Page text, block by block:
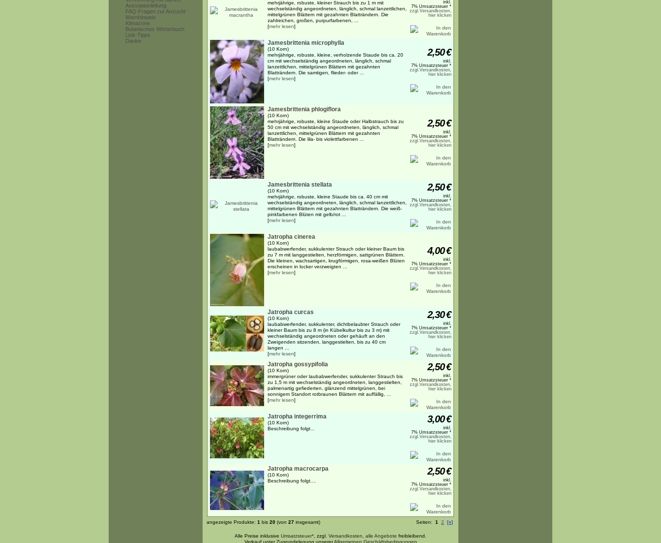
Aussaatanleitung
FAQ-Fragen zur Anzucht
Warnhinweis
Klimazone
Botanisches Wörterbuch
Link-Tipps
Danke
mehrjährige, robuste, kleiner Strauch bis zu 1 m mit
wechselständig angeordneten, länglich, schmal lanzettlichen,
mittelgrünen Blättern mit gezahnten Blatträndern. Die
zahlreichen, großen, purpurfarbenen, ...
[mehr lesen]
inkl.
7% Umsatzsteuer *
zzgl.Versandkosten,
hier klicken
Jamesbrittenia microphylla
(10 Korn)
mehrjährige, robuste, kleine, verholzende Staude bis ca. 20
cm mit wechselständig angeordneten, länglich, schmal
lanzettlichen, mittelgrünen Blättern mit gezahnten
Blatträndern. Die samtigen, flieder- oder ...
[mehr lesen]
2,50€
inkl.
7% Umsatzsteuer *
zzgl.Versandkosten,
hier klicken
Jamesbrittenia phlogiflora
(10 Korn)
mehrjährige, robuste, kleine Staude oder Halbstrauch bis zu
50 cm mit wechselständig angeordneten, länglich, schmal
lanzettlichen, mittelgrünen Blättern mit gezahnten
Blatträndern. Die lila- bis violettfarbenen ...
[mehr lesen]
2,50€
inkl.
7% Umsatzsteuer *
zzgl.Versandkosten,
hier klicken
Jamesbrittenia stellata
(10 Korn)
mehrjährige, robuste, kleine Staude bis ca. 40 cm mit
wechselständig angeordneten, länglich, schmal lanzettlichen,
mittelgrünen Blättern mit gezahnten Blatträndern. Die weiß-
pinkfarbenen Blüten mit gelb/rot ...
[mehr lesen]
2,50€
inkl.
7% Umsatzsteuer *
zzgl.Versandkosten,
hier klicken
Jatropha cinerea
(10 Korn)
laubabwerfender, sukkulenter Strauch oder kleiner Baum bis
zu 7 m mit langgestielten, herzförmigen, sattgrünen Blättern.
Die kleinen, wachsartigen, krugförmigen, rosa-weißen Blüten
erscheinen in locker verzweigten ...
[mehr lesen]
4,00€
inkl.
7% Umsatzsteuer *
zzgl.Versandkosten,
hier klicken
Jatropha curcas
(10 Korn)
laubabwerfender, sukkulenter, dichtbelaubter Strauch oder
kleiner Baum bis zu 8 m (in Kübelkultur bis zu 3 m) mit
wechselständig angeordneten oder gehäuft an den
Zweigenden sitzenden, langgestielten, bis zu 40 cm
langen ...
[mehr lesen]
2,30€
inkl.
7% Umsatzsteuer *
zzgl.Versandkosten,
hier klicken
Jatropha gossypifolia
(10 Korn)
immergrüner oder laubabwerfender, sukkulenter Strauch bis
zu 1,5 m mit wechselständig angeordneten, langgestielten,
palmenartig gefiederten, glänzend mittelgrünen, bei
sonnigem Standort rotbraunen Blättern mit auffällig, ...
[mehr lesen]
2,50€
inkl.
7% Umsatzsteuer *
zzgl.Versandkosten,
hier klicken
Jatropha integerrima
(10 Korn)
Beschreibung folgt...
3,00€
inkl.
7% Umsatzsteuer *
zzgl.Versandkosten,
hier klicken
Jatropha macrocarpa
(10 Korn)
Beschreibung folgt....
2,50€
inkl.
7% Umsatzsteuer *
zzgl.Versandkosten,
hier klicken
angezeigte Produkte: 1 bis 20 (von 27 insgesamt) Seiten: 1 2 [»]
Alle Preise inklusive Umsatzsteuer* , zzgl. Versandkosten alle Angebote freibleibend.
Verkauf unter Zugrundelegung unsererAllgemeinen Geschäftsbedingungen